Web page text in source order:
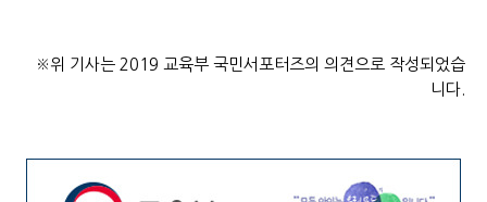
※위 기사는 2019 교육부 국민서포터즈의 의견으로 작성되었습
니다.